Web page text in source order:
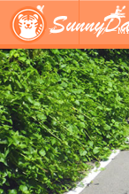
ショップ ツアー